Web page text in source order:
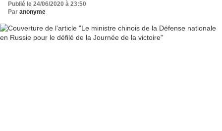
Publié le 24/06/2020 à 23:50
Par anonyme